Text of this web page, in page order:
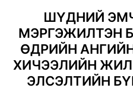
ШҮДНИЙ
МЭРГЭЖИЛТЭН
ӨДРИЙН
ХИЧЭЭЛИЙН
ЭЛСЭЛТИЙН